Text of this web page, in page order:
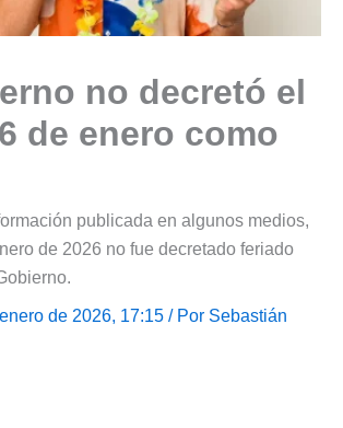
no decretó el
de enero como
publicada en algunos medios,
de 2026 no fue decretado feriado
de 2026, 17:15 / Por Sebastián